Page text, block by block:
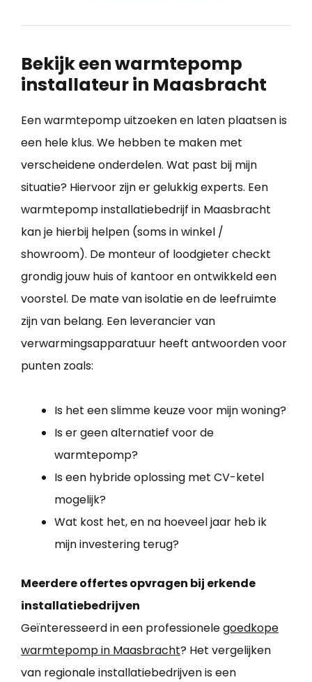
Bekijk een warmtepomp
installateur in Maasbracht
Een warmtepomp uitzoeken en laten plaatsen is
een hele klus. We hebben te maken met
verscheidene onderdelen. Wat past bij mijn
situatie? Hiervoor zijn er gelukkig experts. Een
warmtepomp installatiebedrijf in Maasbracht
kan je hierbij helpen (soms in winkel /
showroom). De monteur of loodgieter checkt
grondig jouw huis of kantoor en ontwikkeld een
voorstel. De mate van isolatie en de leefruimte
zijn van belang. Een leverancier van
verwarmingsapparatuur heeft antwoorden voor
punten zoals:
Is het een slimme keuze voor mijn woning?
Is er geen alternatief voor de
warmtepomp?
Is een hybride oplossing met CV-ketel
mogelijk?
Wat kost het, en na hoeveel jaar heb ik
mijn investering terug?
Meerdere offertes opvragen bij erkende
installatiebedrijven
Geïnteresseerd in een professionelegoedkope
warmtepomp in Maasbracht? Het vergelijken
van regionale installatiebedrijven is een